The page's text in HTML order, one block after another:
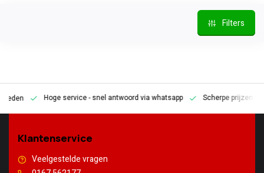
Filters
Hoge service- snel antwoord via whatsapp Scherpe prijzen
Klantenservice
Veelgestelde vragen